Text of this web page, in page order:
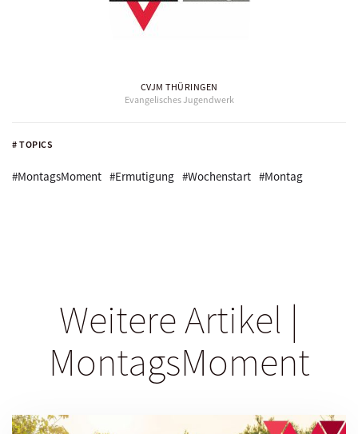
# TOPICS
#MontagsMoment #Ermutigung #Wochenstart #Montag
CVJM THÜRINGEN
Evangelisches Jugendwerk
Weitere Artikel |
MontagsMoment